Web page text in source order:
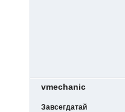
vmechanic
Завсегдатай